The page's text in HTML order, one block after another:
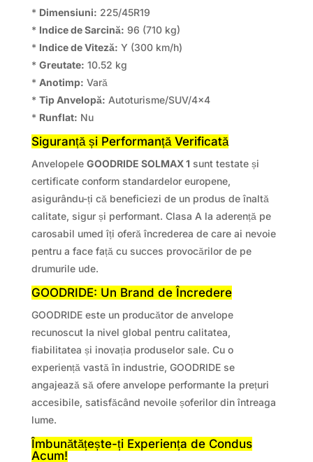
* Dimensiuni: 225/45R19
* Indice de Sarcină: 96 (710 kg)
* Indice de Viteză: Y (300 km/h)
* Greutate: 10.52 kg
* Anotimp: Vară
* Tip Anvelopă: Autoturisme/SUV/4×4
* Runflat: Nu
Siguranță și Performanță Verificată
Anvelopele GOODRIDE SOLMAX 1 sunt testate și
certificate conform standardelor europene,
asigurându-ți că beneficiezi de un produs de înaltă
calitate, sigur și performant. Clasa A la aderență pe
carosabil umed îți oferă încrederea de care ai nevoie
pentru a face față cu succes provocărilor de pe
drumurile ude.
GOODRIDE: Un Brand de Încredere
GOODRIDE este un producător de anvelope
recunoscut la nivel global pentru calitatea,
fiabilitatea și inovația produselor sale. Cu o
experiență vastă în industrie, GOODRIDE se
angajează să ofere anvelope performante la prețuri
accesibile, satisfăcând nevoile șoferilor din întreaga
lume.
Îmbunătățește-ți Experiența de Condus
Acum!